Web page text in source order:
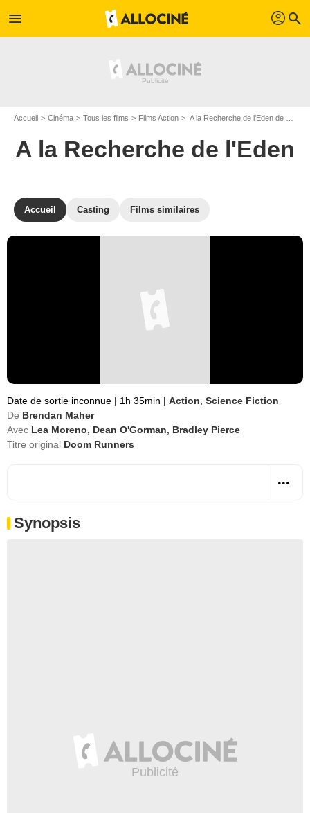
menu profil search
Accueil Cinéma Tous les films Films Action A la Recherche de l'Eden de Brendan Maher
A la Recherche de l'Eden
Accueil Casting Films similaires
Date de sortie inconnue | 1h 35min | Action Science Fiction
De Brendan Maher
Avec Lea Moreno Dean O'Gorman
Bradley Pierce
Titre original Doom Runners
Synopsis